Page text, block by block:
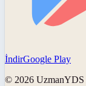
İndirGoogle Play
© 2026 UzmanYDS